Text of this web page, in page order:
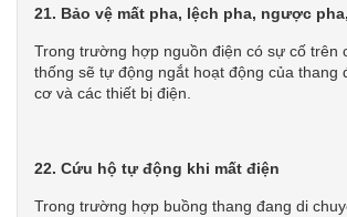
21. Bảo vệ mất pha, lệch pha, ngược
Trong trường hợp nguồn điện có sự cố trên
thống sẽ tự động ngắt hoạt động của thang
cơ và các thiết bị điện.
22. Cứu hộ tự động khi mất điện
Trong trường hợp buồng thang đang di